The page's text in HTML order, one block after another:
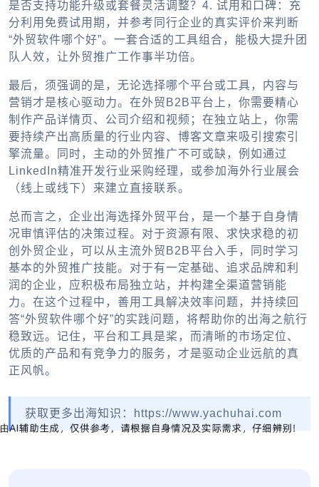
是否支持功能升级或套餐灵活调整？4. 试用和口碑：充
分利用免费试用期，并参考同行企业的真实评价来判断
“外贸软件哪个好”。一套合适的工具组合，能极大提升团
队人效，让外贸推广工作事半功倍。
最后，须强调的是，无论选择哪个平台或工具，内容与
营销才是核心驱动力。在外贸B2B平台上，你需要精心
制作产品详情页、公司介绍和视频；在独立站上，你需
要持续产出高质量的行业内容、博客文章来吸引搜索引
擎流量。同时，主动的外贸推广不可或缺，例如通过
LinkedIn精准开发行业采购经理，或参加海外行业展会
（线上或线下）来建立直接联系。
总而言之， 企业出海选择外贸平台 ，是一个基于自身情
况审慎评估的决策过程。对于资源有限、求快求稳的初
创外贸企业，可以从主流外贸B2B平台入手，同时学习
基本的外贸推广技能。对于有一定基础、追求品牌和利
润的企业，应积极布局独立站，并构建全渠道营销能
力。在这个过程中，善用工具解决效率问题，并持续回
答“外贸软件哪个好”的实践问题，将帮助你的出海之航行
稳致远。记住，平台和工具是桨，而清晰的市场定位、
优质的产品和有竞争力的服务，才是驱动企业远航的真
正风帆。
获取更多出海知识：https://www.yachuhai.com